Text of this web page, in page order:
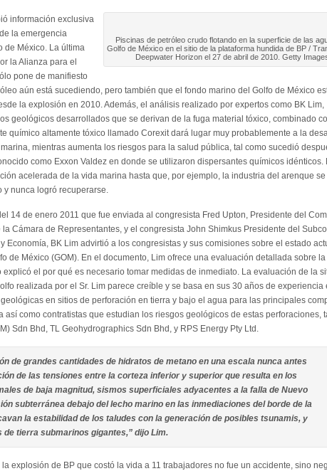
Piscinas de petróleo crudo flotando en la superficie de las
Golfo de México en el sitio de la plataforma hundida de BP /
Deepwater Horizon el 27 de abril de 2010. Getty
información exclusiva
la emergencia
de México. La última
la Alianza para el
pone de manifiesto
aún está sucediendo, pero también que el fondo marino del Golfo de México
la explosión en 2010. Además, el análisis realizado por expertos como BK Lim,
geológicos desarrollados que se derivan de la fuga material tóxico, combinado
químico altamente tóxico llamado Corexit dará lugar muy probablemente a la
mientras aumenta los riesgos para la salud pública, tal como sucedió
como Exxon Valdez en donde se utilizaron dispersantes químicos idénticos.
acelerada de la vida marina hasta que, por ejemplo, la industria del arenque se
y nunca logró recuperarse.
14 de enero 2011 que fue enviada al congresista Fred Upton, Presidente del
la Cámara de Representantes, y el congresista John Shimkus Presidente del
Economía, BK Lim advirtió a los congresistas y sus comisiones sobre el estado
de México (GOM). En el documento, Lim ofrece una evaluación detallada sobre la
explicó el por qué es necesario tomar medidas de inmediato. La evaluación de la
realizada por el Sr. Lim parece creíble y se basa en sus 30 años de experiencia
en sitios de perforación en tierra y bajo el agua para las principales
así como contratistas que estudian los riesgos geológicos de estas perforaciones,
Sdn Bhd, TL Geohydrographics Sdn Bhd, y RPS Energy Pty Ltd.
de grandes cantidades de hidratos de metano en una escala nunca antes
de las tensiones entre la corteza inferior y superior que resulta en los
de baja magnitud, sismos superficiales adyacentes a la falla de Nuevo
subterránea debajo del lecho marino en las inmediaciones del borde de la
la estabilidad de los taludes con la generación de posibles tsunamis, y
de tierra submarinos gigantes,” dijo Lim.
explosión de BP que costó la vida a 11 trabajadores no fue un accidente, sino